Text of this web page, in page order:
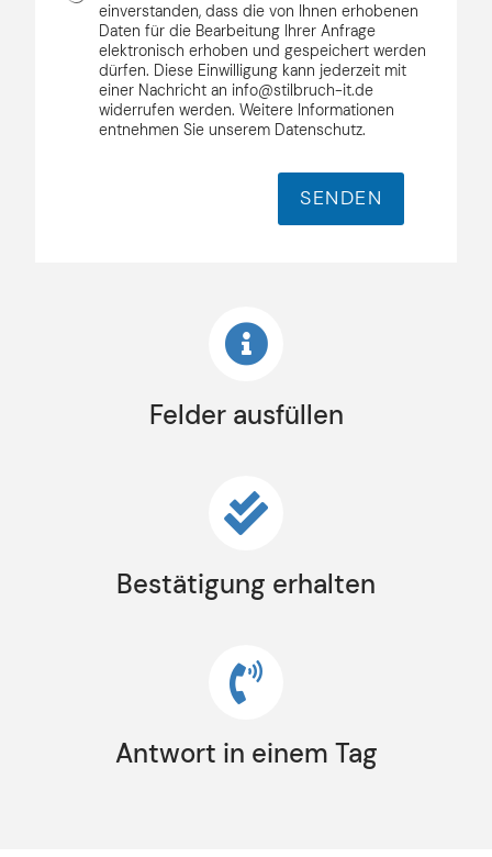
*
einverstanden, dass die von Ihnen erhobenen
Daten für die Bearbeitung Ihrer Anfrage
elektronisch erhoben und gespeichert werden
dürfen. Diese Einwilligung kann jederzeit mit
einer Nachricht an info@stilbruch-it.de
widerrufen werden. Weitere Informationen
entnehmen Sie unserem Datenschutz.
SENDEN
Felder ausfüllen
Bestätigung erhalten
Antwort in einem Tag